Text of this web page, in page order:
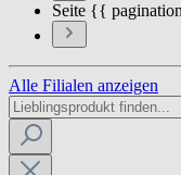
Seite {{
Alle Filialen anzeigen